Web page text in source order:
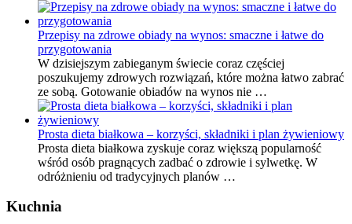
Przepisy na zdrowe obiady na wynos: smaczne i łatwe do
przygotowania
W dzisiejszym zabieganym świecie coraz częściej
poszukujemy zdrowych rozwiązań, które można łatwo zabrać
ze sobą. Gotowanie obiadów na wynos nie …
Prosta dieta białkowa – korzyści, składniki i plan żywieniowy
Prosta dieta białkowa zyskuje coraz większą popularność
wśród osób pragnących zadbać o zdrowie i sylwetkę. W
odróżnieniu od tradycyjnych planów …
Kuchnia